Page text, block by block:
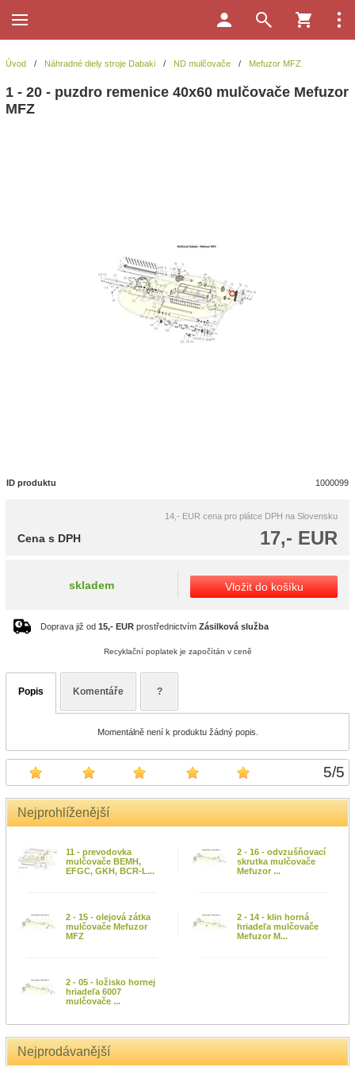
5/5
Nejprohlíženější
11 - prevodovka
mulčovače BEMH,
EFGC, GKH, BCR-L...
2 - 16 - odvzušňovací
skrutka mulčovače
Mefuzor ...
2 - 15 - olejová zátka
mulčovače Mefuzor
MFZ
2 - 14 - klin horná
hriadeľa mulčovače
Mefuzor M...
2 - 05 - ložisko hornej
hriadeľa 6007
mulčovače ...
Nejprodávanější
Úvod / Náhradné diely stroje Dabaki / ND mulčovače / Mefuzor MFZ
1 - 20 - puzdro remenice 40x60 mulčovače Mefuzor
MFZ
ID produktu 1000099
14,- EUR cena pro plátce DPH na Slovensku
17,- EUR
Cena s DPH
skladem Vložit do košíku
Doprava již od 15,- EUR prostřednictvím Zásilková služba
Recyklační poplatek je započítán v ceně
Popis Komentáře ?
Momentálně není k produktu žádný popis.